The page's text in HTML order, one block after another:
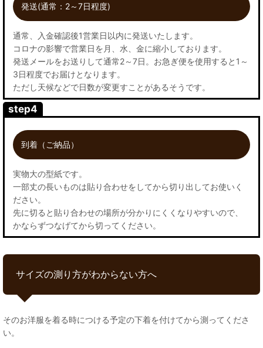
発送(通常：2～7日程度)
通常、入金確認後1営業日以内に発送いたします。
コロナの影響で営業日を月、水、金に縮小しております。
発送メールをお送りして通常2～7日。お急ぎ便を使用すると1～
3日程度でお届けとなります。
ただし天候などで日数が変更すことがあるそうです。
step4
到着（ご納品）
実物大の型紙です。
一部丈の長いものは貼り合わせをしてから切り出してお使いく
ださい。
先に切ると貼り合わせの場所が分かりにくくなりやすいので、
かならずつなげてから切ってください。
サイズの測り方がわからない方へ
そのお洋服を着る時につける予定の下着を付けてから測ってくださ
い。